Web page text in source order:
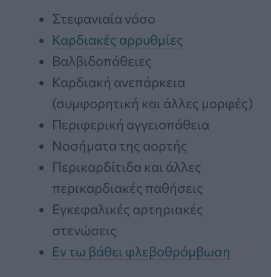
Στεφανιαία νόσο
Καρδιακές αρρυθμίες
Βαλβιδοπάθειες
Καρδιακή ανεπάρκεια
(συμφορητική και άλλες μορφές)
Περιφερική αγγειοπάθεια
Νοσήματα της αορτής
Περικαρδίτιδα και άλλες
περικαρδιακές παθήσεις
Εγκεφαλικές αρτηριακές
στενώσεις
Εν τω βάθει φλεβοθρόμβωση